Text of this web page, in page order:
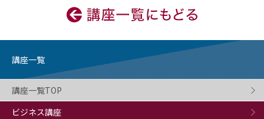
講座一覧
講座一覧TOP
ビジネス講座